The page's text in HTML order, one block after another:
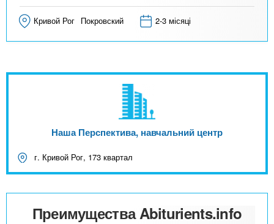
Кривой Рог Покровский 2-3 місяці
Наша Перспектива, навчальний центр
г. Кривой Рог, 173 квартал
Преимущества Abiturients.info